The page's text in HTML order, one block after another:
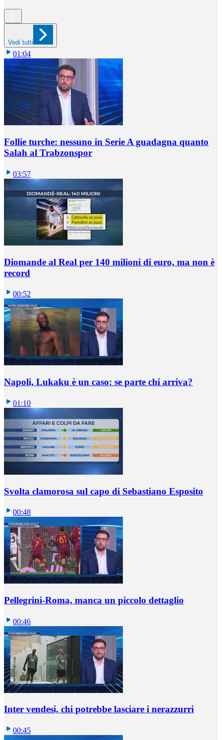
Vedi tutti
01:04
Follie turche: nessuno in Serie A guadagna quanto
Salah al Trabzonspor
03:57
Diomande al Real per 140 milioni di euro, ma non è
record
00:52
Napoli, Lukaku è un caso: se parte chi arriva?
01:10
Svolta clamorosa sul capo di Sebastiano Esposito
00:48
Pellegrini-Roma, manca un piccolo dettaglio
00:46
Inter vendesi, chi potrebbe lasciare i nerazzurri
00:45